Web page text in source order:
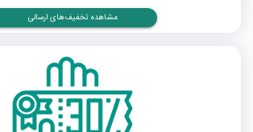
مشاهده تخفیف‌های ارسالی